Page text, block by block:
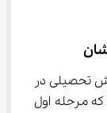
پایش تحصیلی در
حضوری برگزار می‌گردد که مرحله اول